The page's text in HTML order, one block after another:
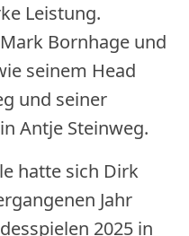
Leistung.
Bornhage und
seinem Head
und seiner
Antje Steinweg.
hatte sich Dirk
Jahr
2025 in